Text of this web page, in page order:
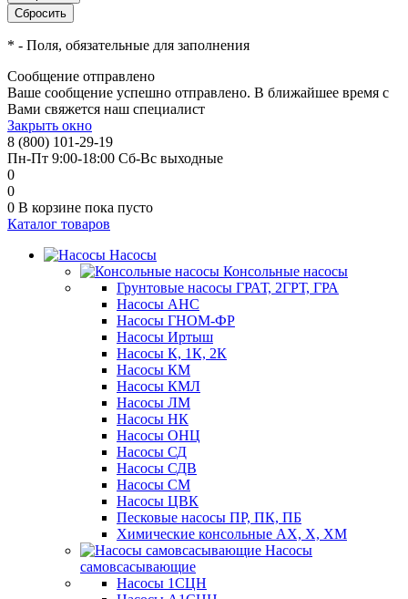
* - Поля, обязательные для заполнения
Сообщение отправлено
Ваше сообщение успешно отправлено. В ближайшее время с
Вами свяжется наш специалист
Закрыть окно
8 (800) 101-29-19
Пн-Пт 9:00-18:00 Сб-Вс выходные
0
0
0 В корзине пока пусто
Каталог товаров
Насосы
Консольные насосы
Грунтовые насосы ГРАТ, 2ГРТ, ГРА
Насосы АНС
Насосы ГНОМ-ФР
Насосы Иртыш
Насосы К, 1К, 2К
Насосы КМ
Насосы КМЛ
Насосы ЛМ
Насосы НК
Насосы ОНЦ
Насосы СД
Насосы СДВ
Насосы СМ
Насосы ЦВК
Песковые насосы ПР, ПК, ПБ
Химические консольные АХ, Х, ХМ
Насосы
самовсасывающие
Насосы 1СЦН